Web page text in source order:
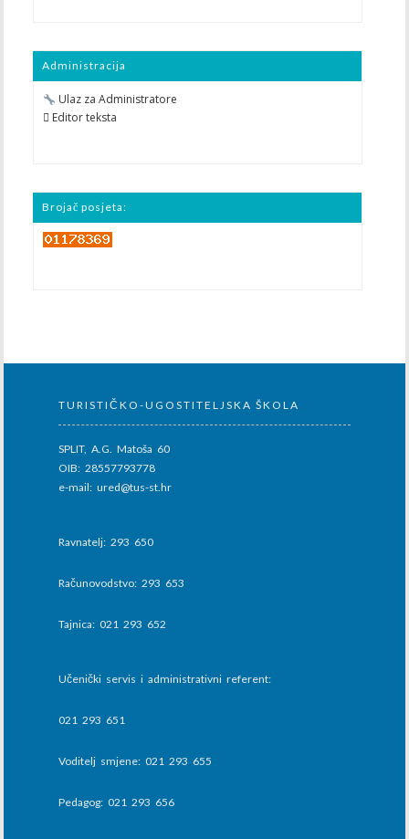
Administracija
Ulaz za Administratore
 Editor teksta
Brojač posjeta:
TURISTIČKO-UGOSTITELJSKA ŠKOLA
SPLIT, A.G. Matoša 60
OIB: 28557793778
e-mail: ured@tus-st.hr
Ravnatelj: 293 650
Računovodstvo: 293 653
Tajnica: 021 293 652
Učenički servis i administrativni referent:
021 293 651
Voditelj smjene: 021 293 655
Pedagog: 021 293 656